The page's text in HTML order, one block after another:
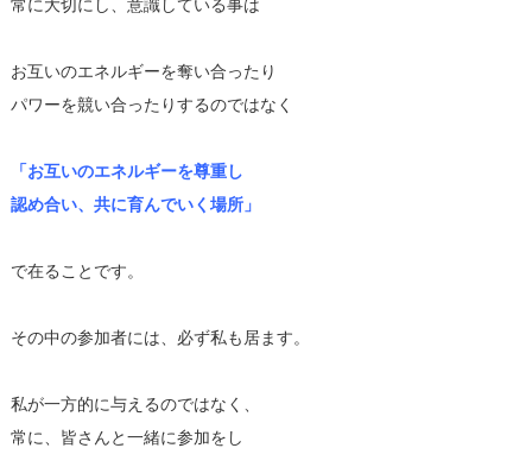
常に大切にし、意識している事は
お互いのエネルギーを奪い合ったり
パワーを競い合ったりするのではなく
「お互いのエネルギーを尊重し
認め合い、共に育んでいく場所」
で在ることです。
その中の参加者には、必ず私も居ます。
私が一方的に与えるのではなく、
常に、皆さんと一緒に参加をし